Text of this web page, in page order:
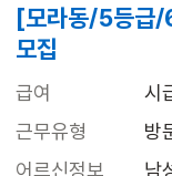
[모라동/5등급/
모집
급여
시
근무유형
방
어르신정보
남